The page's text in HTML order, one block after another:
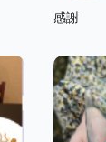
感謝